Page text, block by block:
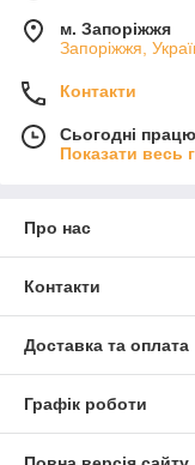
м. Запоріжжя
Запоріжжя,
Контакти
Сьогодні
Показати весь
Про нас
Контакти
Доставка та оплата
Графік роботи